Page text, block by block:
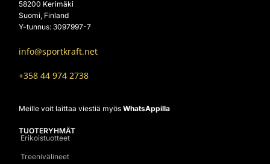
58200 Kerimäki
Suomi, Finland
Y-tunnus: 3097997-7
info@sportkraft.net
+358 44 974 2738
Meille voit laittaa viestiä myös WhatsAppilla
TUOTERYHMÄT
Erikoistuotteet
Treenivälineet